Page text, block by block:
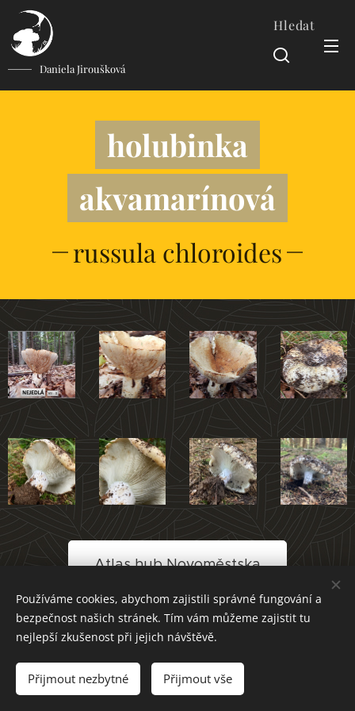
Daniela Jiroušková
Hledat
holubinka
akvamarínová
russula chloroides
Atlas hub Novoměstska
Cookies
Používáme cookies, abychom zajistili správné fungování a
bezpečnost našich stránek. Tím vám můžeme zajistit tu
nejlepší zkušenost při jejich návštěvě.
Přijmout nezbytné Přijmout vše